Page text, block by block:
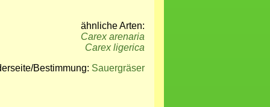
ähnliche Arten:
Carex arenaria
Carex ligerica
Bestimmung: Sauergräser